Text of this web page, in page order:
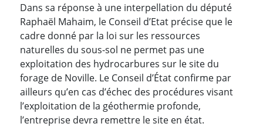
Dans sa réponse à une interpellation du député
Raphaël Mahaim, le Conseil d’Etat précise que le
cadre donné par la loi sur les ressources
naturelles du sous-sol ne permet pas une
exploitation des hydrocarbures sur le site du
forage de Noville. Le Conseil d’État confirme par
ailleurs qu’en cas d’échec des procédures visant
l’exploitation de la géothermie profonde,
l’entreprise devra remettre le site en état.